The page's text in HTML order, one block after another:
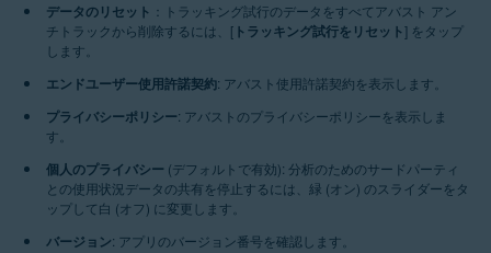
データのリセット ：トラッキング試行のデータをすべてアバスト アン
チトラックから削除するには、[ トラッキング試行をリセット] をタップ
します。
エンドユーザー使用許諾契約: アバスト使用許諾契約を表示します。
プライバシーポリシー: アバストのプライバシーポリシーを表示しま
す。
個人のプライバシー (デフォルトで有効): 分析のためのサードパーティ
との使用状況データの共有を停止するには、緑 (オン) のスライダーをタ
ップして白 (オフ) に変更します。
バージョン: アプリのバージョン番号を確認します。